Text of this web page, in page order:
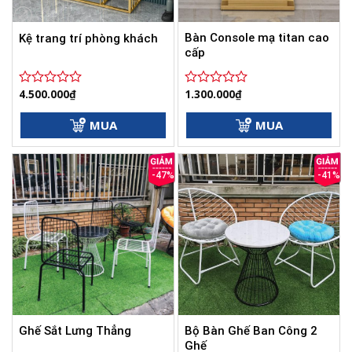
Kệ trang trí phòng khách
Được
5
sao
4.500.000₫
MUA
Bàn Console mạ titan cao
cấp
Được
5
sao
1.300.000₫
MUA
-47%
Ghế Sắt Lưng Thẳng
-41%
Bộ Bàn Ghế Ban Công 2
Ghế